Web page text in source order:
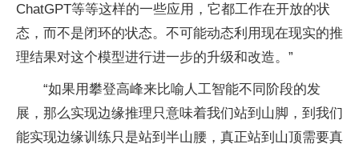
ChatGPT等等这样的一些应用，它都工作在开放的状
态，而不是闭环的状态。不可能动态利用现在现实的推
理结果对这个模型进行进一步的升级和改造。”
“如果用攀登高峰来比喻人工智能不同阶段的发
展，那么实现边缘推理只意味着我们站到山脚，到我们
能实现边缘训练只是站到半山腰，真正站到山顶需要真